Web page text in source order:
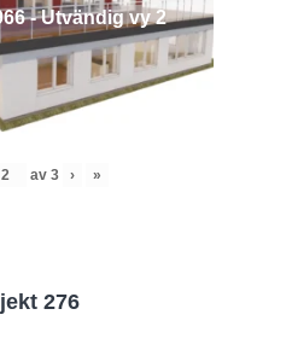
- Utvändig vy 2
av 3 › »
276